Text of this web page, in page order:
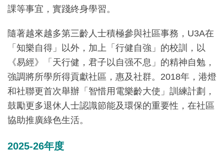
課等事宜，實踐終身學習。
隨著越來越多第三齡人士積極參與社區事務，U3A在
「知樂自得」以外，加上「行健自強」的校訓，以
《易經》「天行健，君子以自强不息」的精神自勉，
強調將所學所得貢獻社區，惠及社群。2018年，港燈
和社聯更首次舉辦「智惜用電樂齡大使」訓練計劃，
鼓勵更多退休人士認識節能及環保的重要性，在社區
協助推廣綠色生活。
2025-26年度